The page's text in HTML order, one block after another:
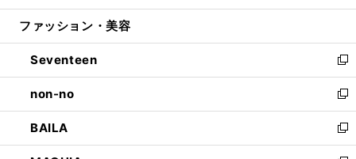
開
ウ
開
く
ン
ウ
で
開
く
ウ
ン
ド
ウ
で
開
く
ファッション・美容
Seventeen
新
し
い
ウ
ィ
ン
non-no
新
し
い
ウ
BAILA
新
し